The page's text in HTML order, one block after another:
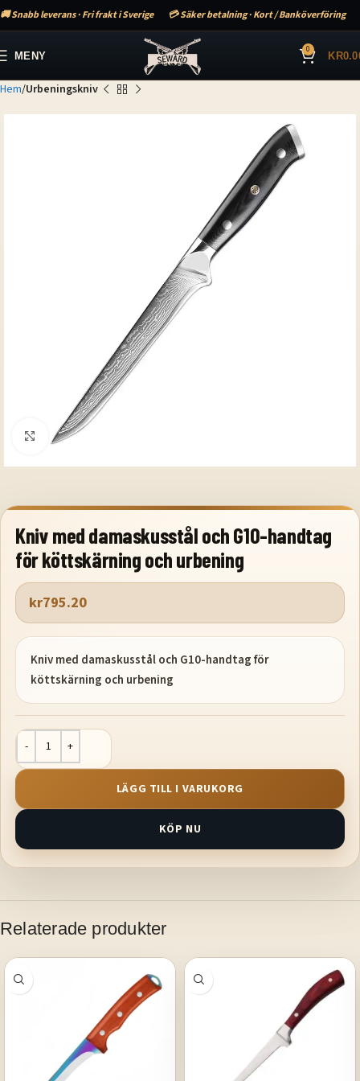
🚚 Snabb leverans · Fri frakt i Sverige 💳 Säker betalning · Kort / Banköverföring
MENY 0 KR
Hem Urbeningskniv
Klicka för att förstora
Kniv med damaskusstål och G10-handtag
för köttskärning och urbening
kr795.20
Kniv med damaskusstål och G10-handtag för
köttskärning och urbening
LÄGG TILL I VARUKORG
KÖP NU
Relaterade produkter